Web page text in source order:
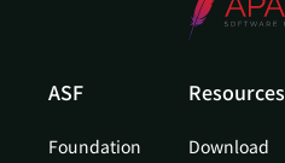
ASF
Foundation
Resources
Download